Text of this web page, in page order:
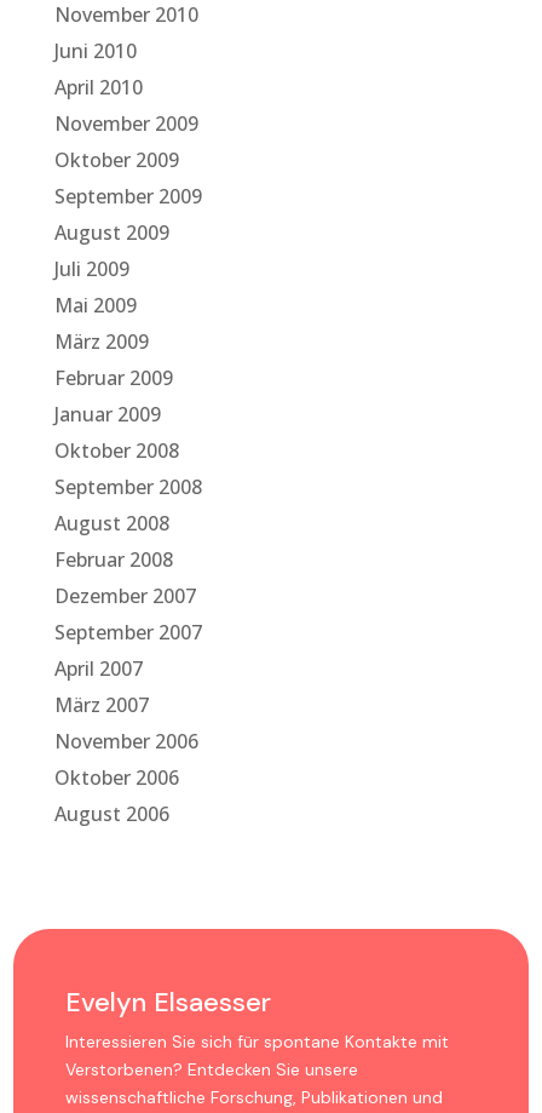
November 2010
Juni 2010
April 2010
November 2009
Oktober 2009
September 2009
August 2009
Juli 2009
Mai 2009
März 2009
Februar 2009
Januar 2009
Oktober 2008
September 2008
August 2008
Februar 2008
Dezember 2007
September 2007
April 2007
März 2007
November 2006
Oktober 2006
August 2006
Evelyn Elsaesser
Interessieren Sie sich für spontane Kontakte mit
Verstorbenen? Entdecken Sie unsere
wissenschaftliche Forschung, Publikationen und